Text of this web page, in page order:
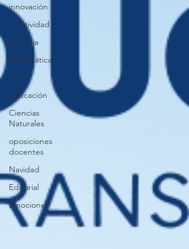
innovación
creatividad
Primaria
Matemáticas
TIC
educación
Ciencias
Naturales
oposiciones
docentes
Navidad
Editorial
Emociones